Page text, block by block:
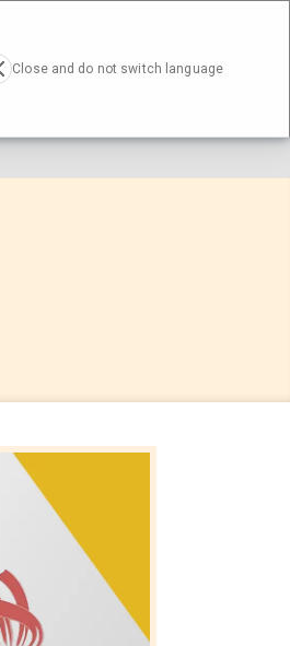
Close and do not switch language
CONTACTO